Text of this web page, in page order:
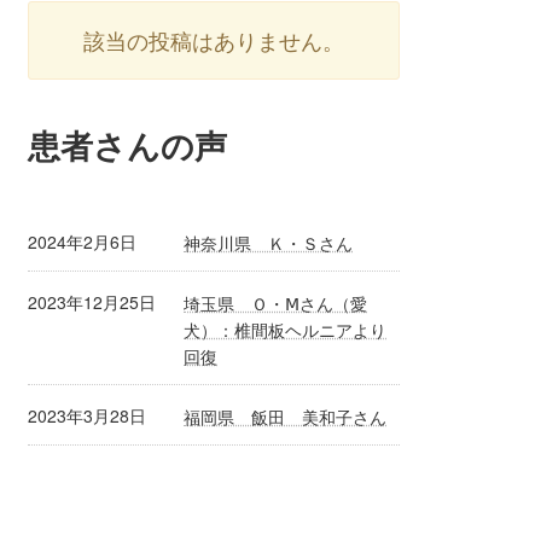
該当の投稿はありません。
患者さんの声
2024年2月6日 神奈川県 Ｋ・Ｓさん
2023年12月25日
埼玉県 Ｏ・Ⅿさん（愛
犬）：椎間板ヘルニアより
回復
2023年3月28日 福岡県 飯田 美和子さん